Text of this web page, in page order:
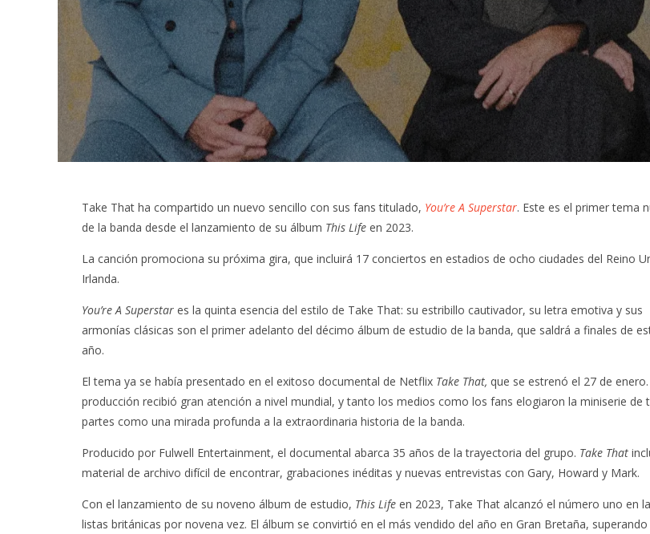
Take That ha compartido un nuevo sencillo con sus fans titulado, You’re A Superstar. Este es el primer tema
de la banda desde el lanzamiento de su álbum This Life en 2023.
La canción promociona su próxima gira, que incluirá 17 conciertos en estadios de ocho ciudades del Reino
Irlanda.
You’re A Superstar es la quinta esencia del estilo de Take That: su estribillo cautivador, su letra emotiva y sus
armonías clásicas son el primer adelanto del décimo álbum de estudio de la banda, que saldrá a finales de
año.
El tema ya se había presentado en el exitoso documental de Netflix Take That, que se estrenó el 27 de
producción recibió gran atención a nivel mundial, y tanto los medios como los fans elogiaron la miniserie de
partes como una mirada profunda a la extraordinaria historia de la banda.
Producido por Fulwell Entertainment, el documental abarca 35 años de la trayectoria del grupo. Take That
material de archivo difícil de encontrar, grabaciones inéditas y nuevas entrevistas con Gary, Howard y Mark.
Con el lanzamiento de su noveno álbum de estudio, This Life en 2023, Take That alcanzó el número uno en
listas británicas por novena vez. El álbum se convirtió en el más vendido del año en Gran Bretaña, superando